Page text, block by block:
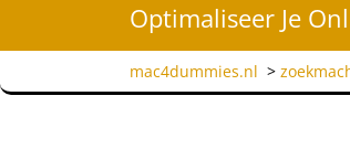
Optimaliseer Je
mac4dummies.nl >